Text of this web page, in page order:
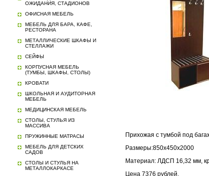
ОЖИДАНИЯ, СТАДИОНОВ
ОФИСНАЯ МЕБЕЛЬ
МЕБЕЛЬ ДЛЯ БАРА, КАФЕ,
РЕСТОРАНА
МЕТАЛЛИЧЕСКИЕ ШКАФЫ И
СТЕЛЛАЖИ
СЕЙФЫ
КОРПУСНАЯ МЕБЕЛЬ
(ТУМБЫ, ШКАФЫ, СТОЛЫ)
КРОВАТИ
ШКОЛЬНАЯ И АУДИТОРНАЯ
МЕБЕЛЬ
МЕДИЦИНСКАЯ МЕБЕЛЬ
СТОЛЫ, СТУЛЬЯ ИЗ
МАССИВА
ПРУЖИННЫЕ МАТРАСЫ
МЕБЕЛЬ ДЛЯ ДЕТСКИХ
САДОВ
СТОЛЫ И СТУЛЬЯ НА
МЕТАЛЛОКАРКАСЕ
Прихожая с тумбой под
Размеры:850х450х2000
Материал: ЛДСП 16,32 мм,
Цена 7376 рублей.